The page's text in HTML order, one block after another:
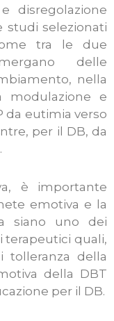
disregolazione
studi selezionati
tra le due
delle
nella
modulazione e
da eutimia verso
per il DB, da
è importante
emotiva e la
siano uno dei
terapeutici quali,
della
della DBT
per il DB.